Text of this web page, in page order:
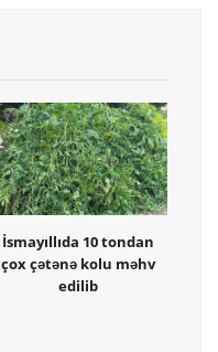
İsmayıllıda 10 tondan
çox çətənə kolu məhv
edilib